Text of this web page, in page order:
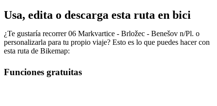
Usa, edita o descarga esta ruta en bici
¿Te gustaría recorrer 06 Markvartice - Brložec - Benešov n/Pl. o
personalizarla para tu propio viaje? Esto es lo que puedes hacer con
esta ruta de Bikemap:
Funciones gratuitas